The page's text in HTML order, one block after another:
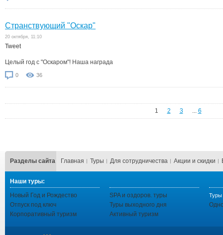
Странствующий "Оскар"
20 октября, 11:10
Tweet
Целый год с "Оскаром"! Наша награда
0 36
1 2 3 ... 6
Разделы сайта Главная Туры Для сотрудничества Акции и скидки
Наши туры:
Новый Год и Рождество
Отпуск под ключ
Корпоративный туризм
SPA и оздоров. туры
Туры выходного дня
Активный туризм
Туры